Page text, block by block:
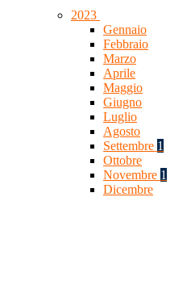
2023
Gennaio
Febbraio
Marzo
Aprile
Maggio
Giugno
Luglio
Agosto
Settembre 1
Ottobre
Novembre 1
Dicembre